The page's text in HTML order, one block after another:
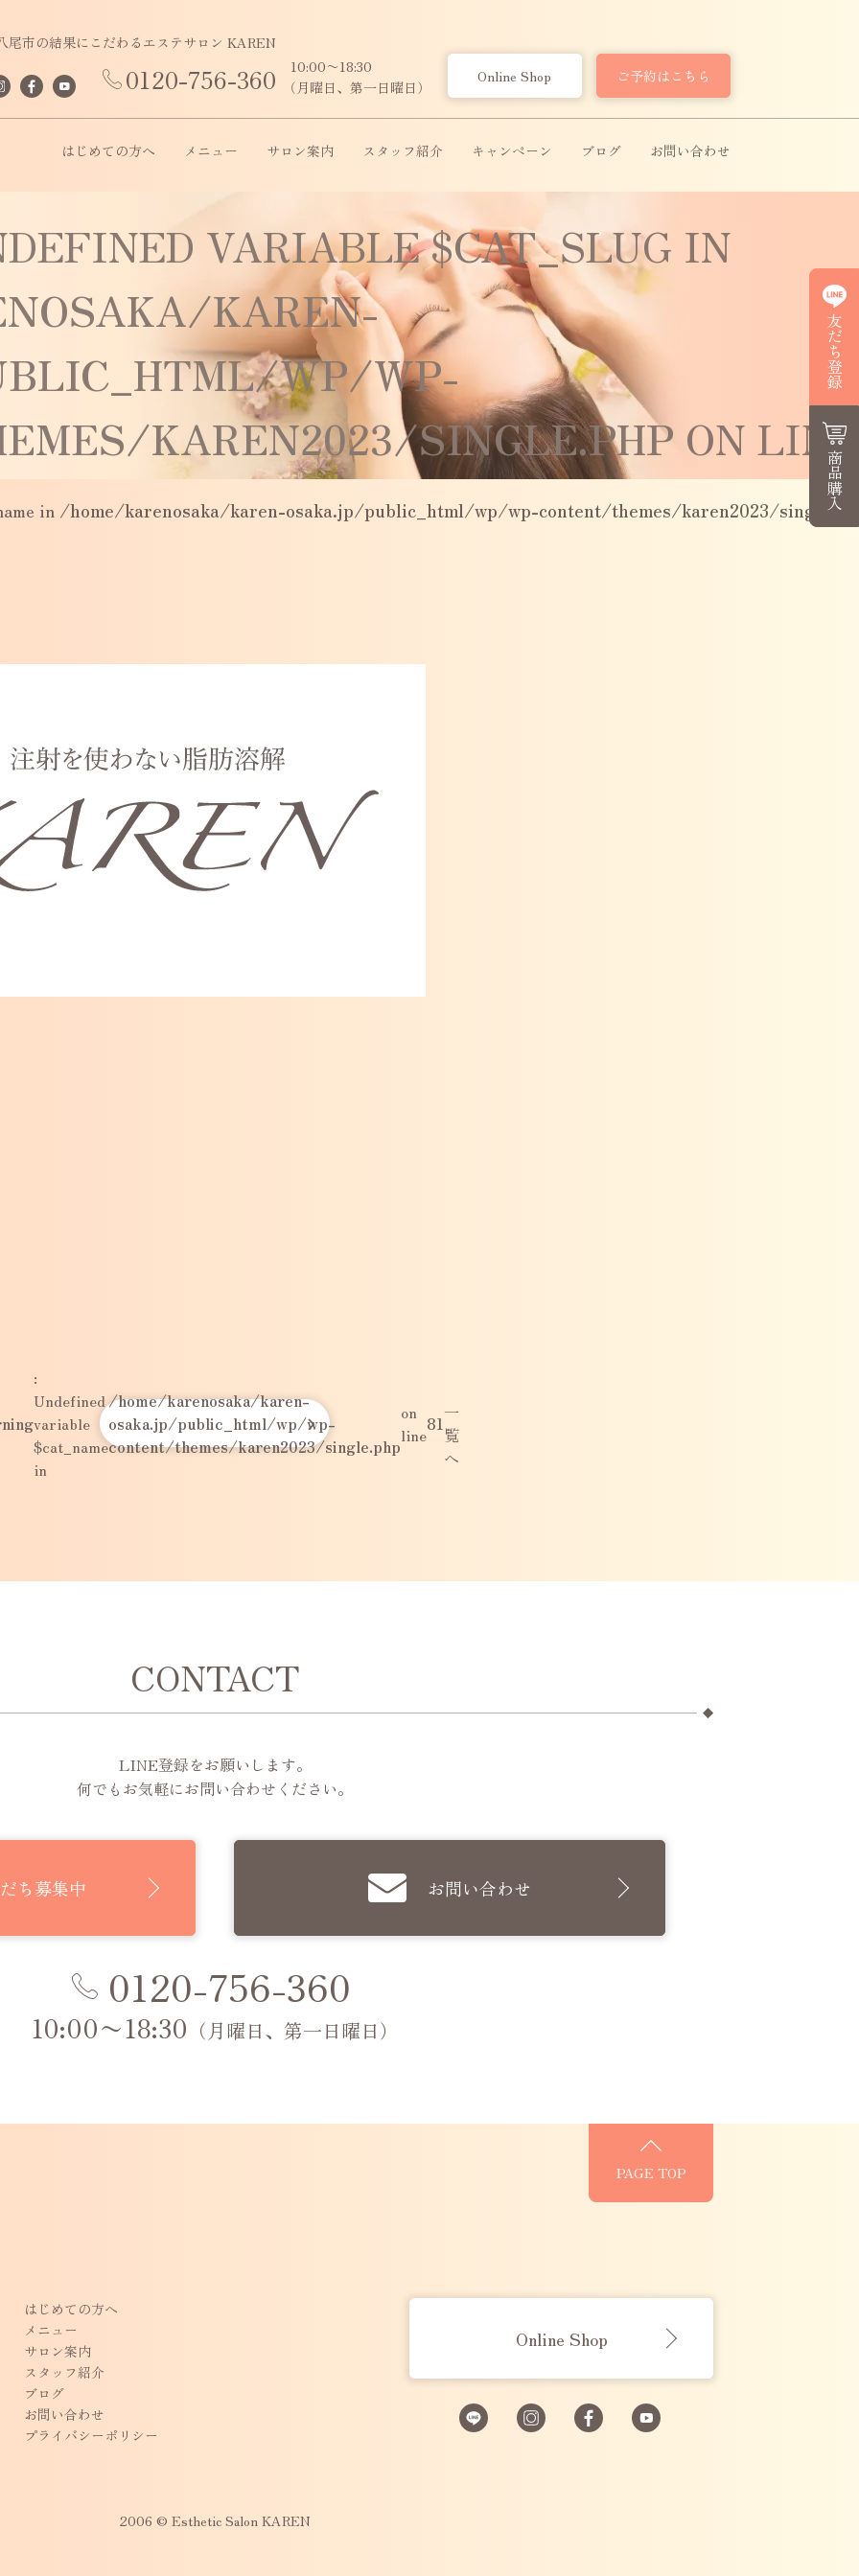
尾市の結果にこだわるエステサロン KAREN
0120-756-360
10:00〜18:30
（月曜日、第一日曜日）
Online Shop ご予約はこちら
はじめての方へ メニュー サロン案内 スタッフ紹介 キャンペーン ブログ お問い合わせ
友だち登録
商品購入
VARIABLE $CAT_SLUG IN
KAREN-
WP/WP-
KAREN2023/SINGLE.PHP ON
in /home/karenosaka/karen-osaka.jp/public_html/wp/wp-content/themes/karen2023/
:
Undefined
variable
$cat_name
in
/home/karenosaka/karen-
osaka.jp/public_html/wp/wp-
content/themes/karen2023/single.php
on
line81一
覧
へ
CONTACT
LINE登録をお願いします。
何でもお気軽にお問い合わせください。
ち募集中 お問い合わせ
0120-756-360
10:00〜18:30 （月曜日、第一日曜日）
PAGE TOP
はじめての方へ
メニュー
サロン案内
スタッフ紹介
ブログ
お問い合わせ
プライバシーポリシー
Online Shop
2006 © Esthetic Salon KAREN